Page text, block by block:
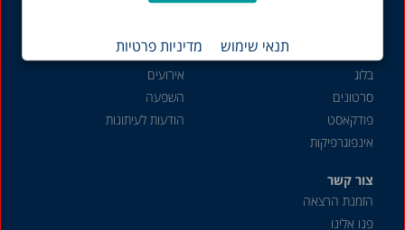
תנאי שימוש מדיניות פרטיות
בלוג
סרטונים
פודקאסט
אינפוגרפיקות
פעילות והשפעה
אירועים
השפעה
הודעות לעיתונות
צור קשר
הזמנת הרצאה
פנו אלינו